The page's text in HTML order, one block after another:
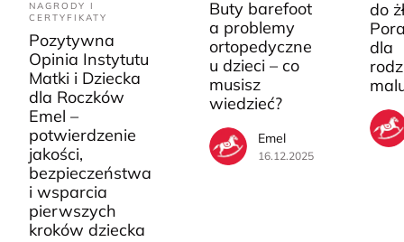
NAGRODY I
CERTYFIKATY
Pozytywna
Opinia Instytutu
Matki i Dziecka
dla Roczków
Emel –
potwierdzenie
jakości,
bezpieczeństwa
i wsparcia
pierwszych
kroków dziecka
Buty barefoot
a problemy
ortopedyczne
u dzieci – co
musisz
wiedzieć?
Emel
16.12.2025
do
dla